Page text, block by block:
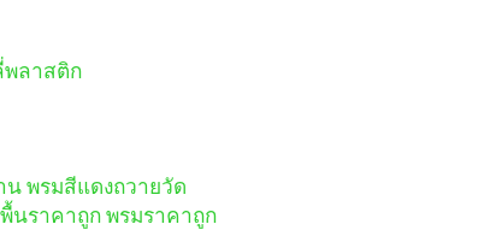
พลาสติก
พรมสีแดงถวายวัด
นราคาถูก พรมราคาถูก